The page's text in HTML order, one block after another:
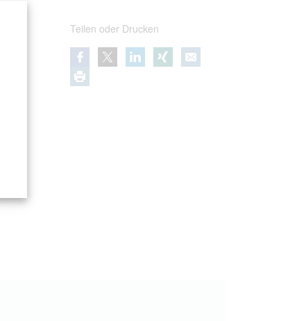
Teilen oder Drucken